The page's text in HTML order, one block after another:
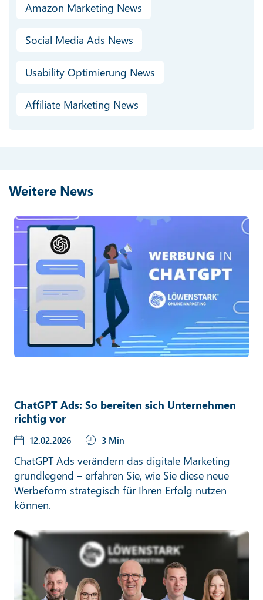
Amazon Marketing News
Social Media Ads News
Usability Optimierung News
Affiliate Marketing News
Weitere News
ChatGPT Ads: So bereiten sich Unternehmen
richtig vor
12.02.2026 3 Min
ChatGPT Ads verändern das digitale Marketing
grundlegend – erfahren Sie, wie Sie diese neue
Werbeform strategisch für Ihren Erfolg nutzen
können.